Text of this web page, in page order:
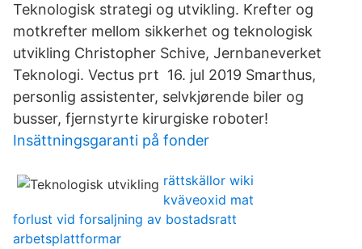
Teknologisk strategi og utvikling. Krefter og
motkrefter mellom sikkerhet og teknologisk
utvikling Christopher Schive, Jernbaneverket
Teknologi. Vectus prt 16. jul 2019 Smarthus,
personlig assistenter, selvkjørende biler og
busser, fjernstyrte kirurgiske roboter!
Insättningsgaranti på fonder
rättskällor wiki
kväveoxid mat
forlust vid forsaljning av bostadsratt
arbetsplattformar